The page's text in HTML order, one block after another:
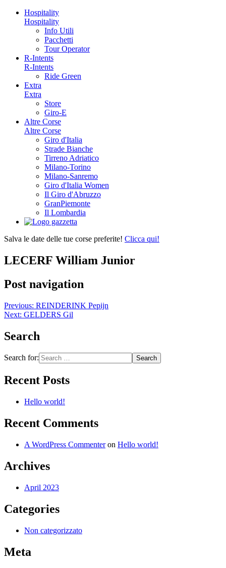
Hospitality
Hospitality
Info Utili
Pacchetti
Tour Operator
R-Intents
R-Intents
Ride Green
Extra
Extra
Store
Giro-E
Altre Corse
Altre Corse
Giro d'Italia
Strade Bianche
Tirreno Adriatico
Milano-Torino
Milano-Sanremo
Giro d'Italia Women
Il Giro d'Abruzzo
GranPiemonte
Il Lombardia
Salva le date delle tue corse preferite! Clicca qui!
LECERF William Junior
Post navigation
Previous: REINDERINK Pepijn
Next: GELDERS Gil
Search
Search for:
Recent Posts
Hello world!
Recent Comments
A WordPress Commenteron Hello world!
Archives
April 2023
Categories
Non categorizzato
Meta